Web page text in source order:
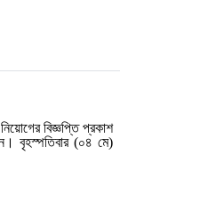
বিজ্ঞপ্তি প্রকাশ
বৃহস্পতিবার (০৪ মে)